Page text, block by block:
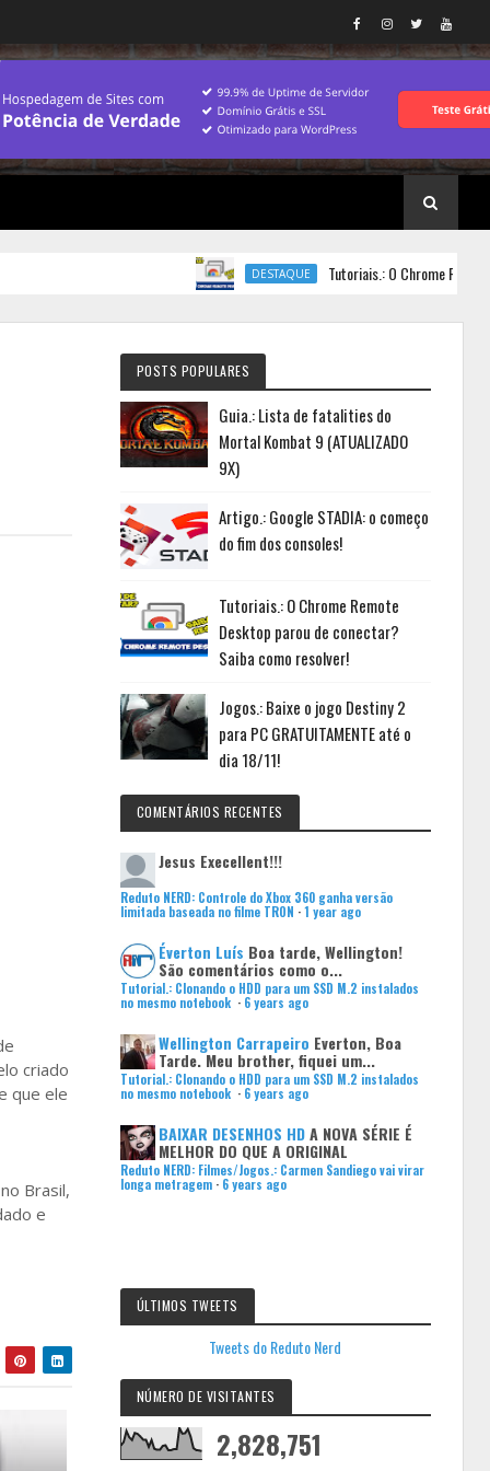
DESTAQUE Tutoriais.: O Chrome Remote
criado
que ele
Brasil,
e
POSTS POPULARES
Guia.: Lista de fatalities do
Mortal Kombat 9 (ATUALIZADO
9X)
Artigo.: Google STADIA: o começo
do fim dos consoles!
Tutoriais.: O Chrome Remote
Desktop parou de conectar?
Saiba como resolver!
Jogos.: Baixe o jogo Destiny 2
para PC GRATUITAMENTE até o
dia 18/11!
COMENTÁRIOS RECENTES
Jesus Execellent!!!
Reduto NERD: Controle do Xbox 360 ganha versão
limitada baseada no filme TRON ·1 year ago
Éverton Luís Boa tarde, Wellington!
São comentários como o...
Tutorial.: Clonando o HDD para um SSD M.2 instalados
no mesmo notebook · 6 years ago
Wellington Carrapeiro Everton, Boa
Tarde. Meu brother, fiquei um...
Tutorial.: Clonando o HDD para um SSD M.2 instalados
no mesmo notebook · 6 years ago
BAIXAR DESENHOS HD A NOVA SÉRIE É
MELHOR DO QUE A ORIGINAL
Reduto NERD: Filmes/Jogos.: Carmen Sandiego vai virar
longa metragem· 6 years ago
ÚLTIMOS TWEETS
Tweets do Reduto Nerd
NÚMERO DE VISITANTES
2,828,751